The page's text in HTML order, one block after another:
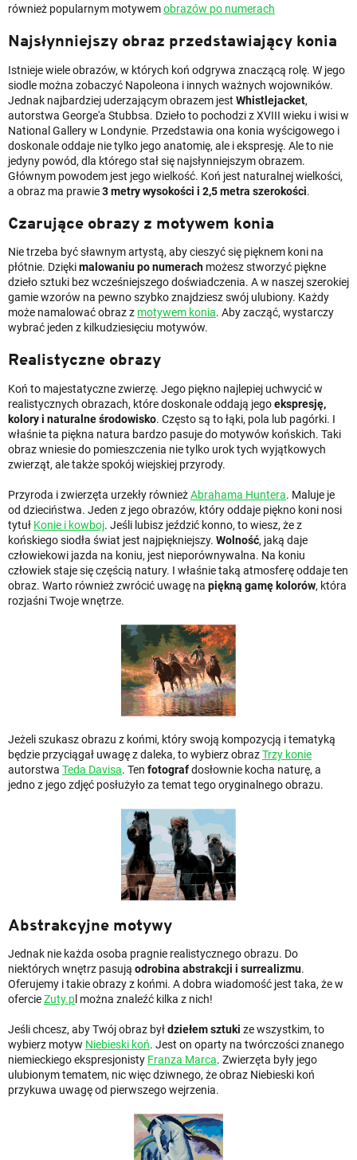
również popularnym motywemobrazów po numerach
Najsłynniejszy obraz przedstawiający konia
Istnieje wiele obrazów, w których koń odgrywa znaczącą rolę. W jego
siodle można zobaczyć Napoleona i innych ważnych wojowników.
Jednak najbardziej uderzającym obrazem jest Whistlejacket,
autorstwa George'a Stubbsa. Dzieło to pochodzi z XVIII wieku i wisi w
National Gallery w Londynie. Przedstawia ona konia wyścigowego i
doskonale oddaje nie tylko jego anatomię, ale i ekspresję. Ale to nie
jedyny powód, dla którego stał się najsłynniejszym obrazem.
Głównym powodem jest jego wielkość. Koń jest naturalnej wielkości,
a obraz ma prawie3 metry wysokości i 2,5 metra szerokości.
Czarujące obrazy z motywem konia
Nie trzeba być sławnym artystą, aby cieszyć się pięknem koni na
płótnie. Dziękimalowaniu po numerach możesz stworzyć piękne
dzieło sztuki bez wcześniejszego doświadczenia. A w naszej szerokiej
gamie wzorów na pewno szybko znajdziesz swój ulubiony. Każdy
może namalować obraz z motywem konia. Aby zacząć, wystarczy
wybrać jeden z kilkudziesięciu motywów.
Realistyczne obrazy
Koń to majestatyczne zwierzę. Jego piękno najlepiej uchwycić w
realistycznych obrazach, które doskonale oddają jegoekspresję,
kolory i naturalne środowisko. Często są to łąki, pola lub pagórki. I
właśnie ta piękna natura bardzo pasuje do motywów końskich. Taki
obraz wniesie do pomieszczenia nie tylko urok tych wyjątkowych
zwierząt, ale także spokój wiejskiej przyrody.
Przyroda i zwierzęta urzekły równieżAbrahama Huntera. Maluje je
od dzieciństwa. Jeden z jego obrazów, który oddaje piękno koni nosi
tytuł Konie i kowboj. Jeśli lubisz jeździć konno, to wiesz, że z
końskiego siodła świat jest najpiękniejszy. Wolność, jaką daje
człowiekowi jazda na koniu, jest nieporównywalna. Na koniu
człowiek staje się częścią natury. I właśnie taką atmosferę oddaje ten
obraz. Warto również zwrócić uwagę na piękną gamę kolorów, która
rozjaśni Twoje wnętrze.
Jeżeli szukasz obrazu z końmi, który swoją kompozycją i tematyką
będzie przyciągał uwagę z daleka, to wybierz obrazTrzy konie
autorstwa Teda Davisa. Ten fotografdosłownie kocha naturę, a
jedno z jego zdjęć posłużyło za temat tego oryginalnego obrazu.
Abstrakcyjne motywy
Jednak nie każda osoba pragnie realistycznego obrazu. Do
niektórych wnętrz pasują odrobina abstrakcji i surrealizmu.
Oferujemy i takie obrazy z końmi. A dobra wiadomość jest taka, że w
ofercieZuty.p l można znaleźć kilka z nich!
Jeśli chcesz, aby Twój obraz byłdziełem sztuki ze wszystkim, to
wybierz motyw Niebieski koń. Jest on oparty na twórczości znanego
niemieckiego ekspresjonisty Franza Marca. Zwierzęta były jego
ulubionym tematem, nic więc dziwnego, że obraz Niebieski koń
przykuwa uwagę od pierwszego wejrzenia.